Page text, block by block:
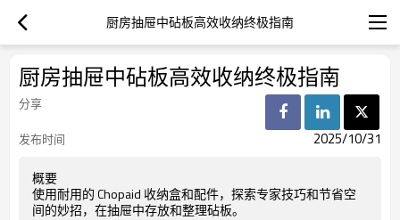
厨房抽屉中砧板高效收纳终极指南
厨房抽屉中砧板高效收纳终极指南
分享
发布时间
2025/10/31
概要
使用耐用的 Chopaid 收纳盒和配件，探索专家技巧和节省空
间的妙招，在抽屉中存放和整理砧板。